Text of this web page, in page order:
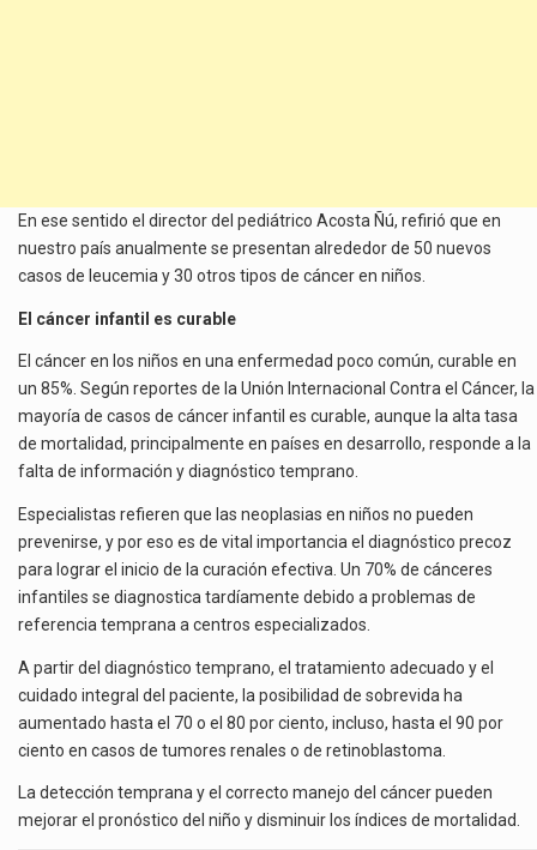
En ese sentido el director del pediátrico Acosta Ñú, refirió que en
nuestro país anualmente se presentan alrededor de 50 nuevos
casos de leucemia y 30 otros tipos de cáncer en niños.
El cáncer infantil es curable
El cáncer en los niños en una enfermedad poco común, curable en
un 85%. Según reportes de la Unión Internacional Contra el Cáncer, la
mayoría de casos de cáncer infantil es curable, aunque la alta tasa
de mortalidad, principalmente en países en desarrollo, responde a la
falta de información y diagnóstico temprano.
Especialistas refieren que las neoplasias en niños no pueden
prevenirse, y por eso es de vital importancia el diagnóstico precoz
para lograr el inicio de la curación efectiva. Un 70% de cánceres
infantiles se diagnostica tardíamente debido a problemas de
referencia temprana a centros especializados.
A partir del diagnóstico temprano, el tratamiento adecuado y el
cuidado integral del paciente, la posibilidad de sobrevida ha
aumentado hasta el 70 o el 80 por ciento, incluso, hasta el 90 por
ciento en casos de tumores renales o de retinoblastoma.
La detección temprana y el correcto manejo del cáncer pueden
mejorar el pronóstico del niño y disminuir los índices de mortalidad.